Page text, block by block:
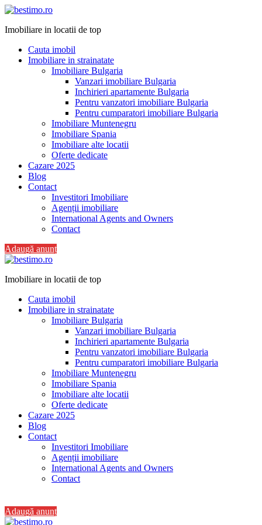
Imobiliare in locatii de top
Cauta imobil
Imobiliare in strainatate
Imobiliare Bulgaria
Vanzari imobiliare Bulgaria
Inchirieri apartamente Bulgaria
Pentru vanzatori imobiliare Bulgaria
Pentru cumparatori imobiliare Bulgaria
Imobiliare Muntenegru
Imobiliare Spania
Imobiliare alte locatii
Oferte dedicate
Cazare 2025
Blog
Contact
Investitori Imobiliare
Agenții imobiliare
International Agents and Owners
Contact
Adaugă anunț
Imobiliare in locatii de top
Cauta imobil
Imobiliare in strainatate
Imobiliare Bulgaria
Vanzari imobiliare Bulgaria
Inchirieri apartamente Bulgaria
Pentru vanzatori imobiliare Bulgaria
Pentru cumparatori imobiliare Bulgaria
Imobiliare Muntenegru
Imobiliare Spania
Imobiliare alte locatii
Oferte dedicate
Cazare 2025
Blog
Contact
Investitori Imobiliare
Agenții imobiliare
International Agents and Owners
Contact
Adaugă anunț